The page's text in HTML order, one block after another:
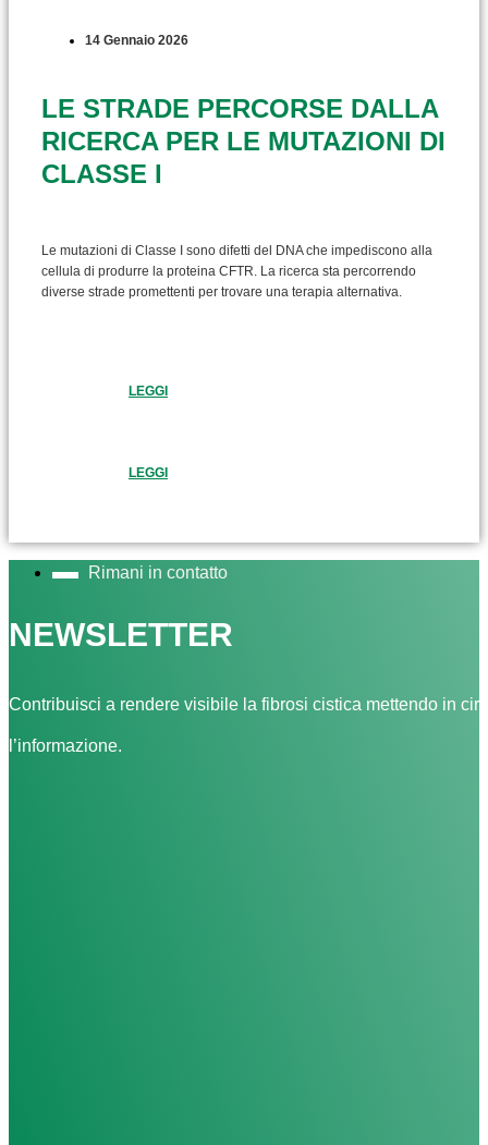
14 Gennaio 2026
LE STRADE PERCORSE DALLA
RICERCA PER LE MUTAZIONI DI
CLASSE I
Le mutazioni di Classe I sono difetti del DNA che impediscono alla
cellula di produrre la proteina CFTR. La ricerca sta percorrendo
diverse strade promettenti per trovare una terapia alternativa.
LEGGI
LEGGI
Rimani in contatto
NEWSLETTER
Contribuisci a rendere visibile la fibrosi cistica mettendo in
l’informazione.